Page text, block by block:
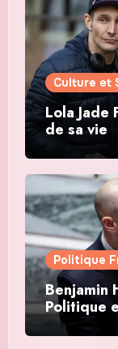
Culture et
Lola Jade
de sa vie
Politique
Benjamin
Politique